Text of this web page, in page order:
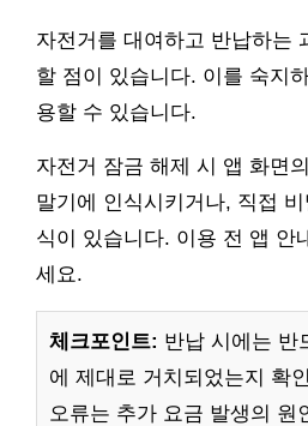
자전거를 대여하고 반납하는
할 점이 있습니다. 이를 숙지
용할 수 있습니다.
자전거 잠금 해제 시 앱 화면
말기에 인식시키거나, 직접
식이 있습니다. 이용 전 앱 안
세요.
체크포인트: 반납 시에는 반
에 제대로 거치되었는지 확
오류는 추가 요금 발생의 원